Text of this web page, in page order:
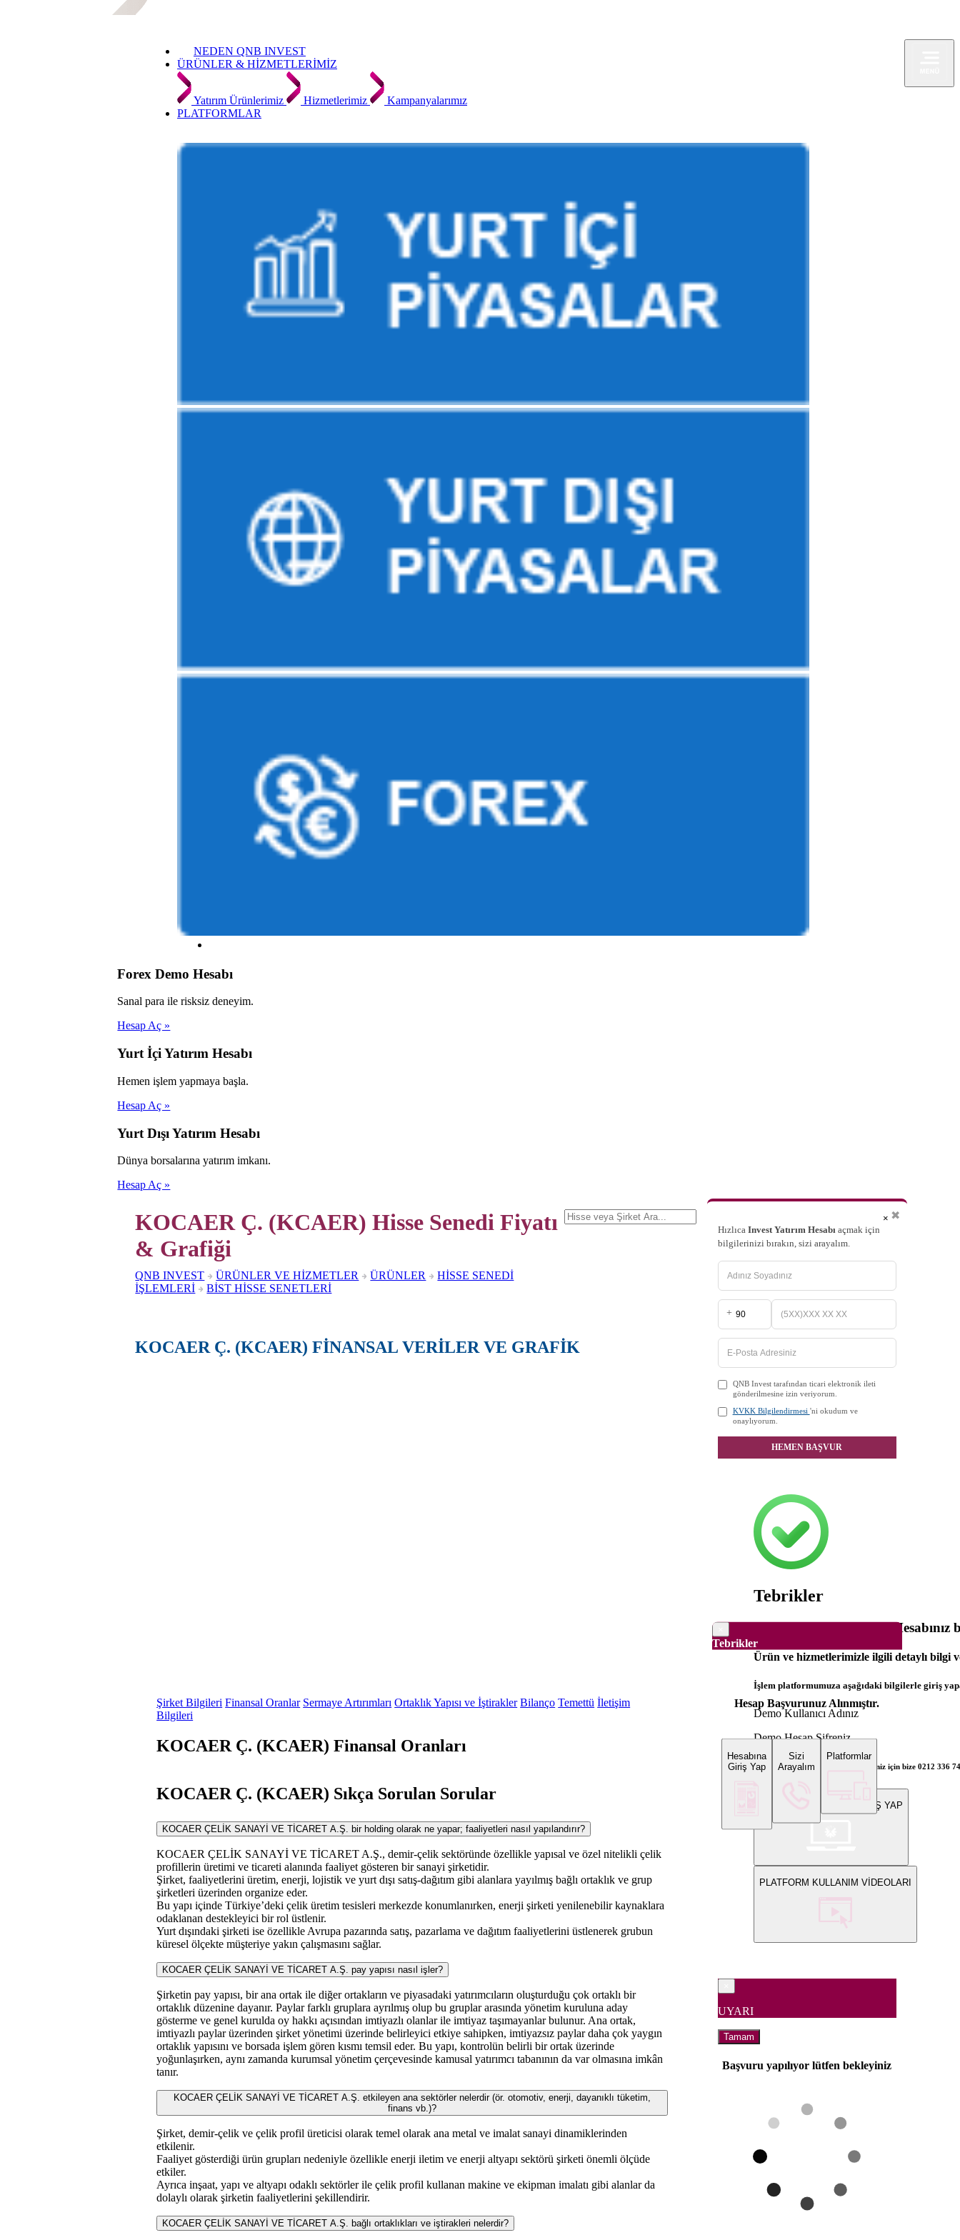
NEDEN QNB INVEST
ÜRÜNLER & HİZMETLERİMİZ
Yatırım Ürünlerimiz Hizmetlerimiz
Kampanyalarımız
PLATFORMLAR
Forex Demo Hesabı
Sanal para ile risksiz deneyim.
Hesap Aç »
Yurt İçi Yatırım Hesabı
Hemen işlem yapmaya başla.
Hesap Aç »
Yurt Dışı Yatırım Hesabı
Dünya borsalarına yatırım imkanı.
Hesap Aç »
KOCAER Ç. (KCAER) Hisse SenediFiyatı
& Grafiği
QNB INVEST ÜRÜNLER VE HİZMETLER ÜRÜNLER
HİSSE SENEDİ
İŞLEMLERİ
BİST HİSSE SENETLERİ
KOCAER Ç. (KCAER) FİNANSAL VERİLER VE GRAFİK
Şirket Bilgileri Finansal Oranlar Sermaye Artırımları Ortaklık Yapısı ve İştirakler Bilanço Temettü İletişim
Bilgileri
KOCAER Ç. (KCAER) Finansal Oranları
KOCAER Ç. (KCAER) Sıkça Sorulan Sorular
KOCAER ÇELİK SANAYİ VE TİCARET A.Ş. bir holding olarak ne yapar; faaliyetleri nasıl yapılandırır?
KOCAER ÇELİK SANAYİ VE TİCARET A.Ş., demir-çelik sektöründe özellikle yapısal ve özel nitelikli çelik
profillerin üretimi ve ticareti alanında faaliyet gösteren bir sanayi şirketidir.
Şirket, faaliyetlerini üretim, enerji, lojistik ve yurt dışı satış-dağıtım gibi alanlara yayılmış bağlı ortaklık ve grup
şirketleri üzerinden organize eder.
Bu yapı içinde Türkiye’deki çelik üretim tesisleri merkezde konumlanırken, enerji şirketi yenilenebilir kaynaklara
odaklanan destekleyici bir rol üstlenir.
Yurt dışındaki şirketi ise özellikle Avrupa pazarında satış, pazarlama ve dağıtım faaliyetlerini üstlenerek grubun
küresel ölçekte müşteriye yakın çalışmasını sağlar.
KOCAER ÇELİK SANAYİ VE TİCARET A.Ş. pay yapısı nasıl işler?
Şirketin pay yapısı, bir ana ortak ile diğer ortakların ve piyasadaki yatırımcıların oluşturduğu çok ortaklı bir
ortaklık düzenine dayanır. Paylar farklı gruplara ayrılmış olup bu gruplar arasında yönetim kuruluna aday
gösterme ve genel kurulda oy hakkı açısından imtiyazlı olanlar ile imtiyaz taşımayanlar bulunur. Ana ortak,
imtiyazlı paylar üzerinden şirket yönetimi üzerinde belirleyici etkiye sahipken, imtiyazsız paylar daha çok yaygın
ortaklık yapısını ve borsada işlem gören kısmı temsil eder. Bu yapı, kontrolün belirli bir ortak üzerinde
yoğunlaşırken, aynı zamanda kurumsal yönetim çerçevesinde kamusal yatırımcı tabanının da var olmasına imkân
tanır.
KOCAER ÇELİK SANAYİ VE TİCARET A.Ş. etkileyen ana sektörler nelerdir (ör. otomotiv, enerji, dayanıklı tüketim,
finans vb.)?
Şirket, demir-çelik ve çelik profil üreticisi olarak temel olarak ana metal ve imalat sanayi dinamiklerinden
etkilenir.
Faaliyet gösterdiği ürün grupları nedeniyle özellikle enerji iletim ve enerji altyapı sektörü şirketi önemli ölçüde
etkiler.
Ayrıca inşaat, yapı ve altyapı odaklı sektörler ile çelik profil kullanan makine ve ekipman imalatı gibi alanlar da
dolaylı olarak şirketin faaliyetlerini şekillendirir.
KOCAER ÇELİK SANAYİ VE TİCARET A.Ş. bağlı ortaklıkları ve iştirakleri nelerdir?
✖
Hızlıca Invest Yatırım Hesabıaçmak için
bilgilerinizi bırakın, sizi arayalım.
+
QNB Invest tarafından ticari elektronik ileti
gönderilmesine izin veriyorum.
KVKK Bilgilendirmesi 'ni okudum ve
onaylıyorum.
HEMEN BAŞVUR
Tebrikler
Hesap Başvurunuz Alınmıştır.
Hesabına
Giriş Yap
Sizi
Arayalım
Platformlar
×
Tebrikler
Dünya Borsaları Demo
Ürün ve hizmetlerimizle ilgili detaylı bilgi
İşlem platformumuza aşağıdaki bilgilerle giriş
Demo Kullanıcı Adınız
Demo Hesap Şifreniz
Bilgi ve gerçek hesap açılış talepleriniz için bize 0212 336
WEB PLATFORMUNA GİRİŞ YAP
PLATFORM KULLANIM VİDEOLARI
UYARI
Tamam
Başvuru yapılıyor lütfen bekleyiniz